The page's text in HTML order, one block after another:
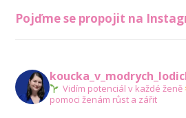
Pojďme se propojit na
Vidím potenciál v každé ženě
pomoci ženám růst a zářit